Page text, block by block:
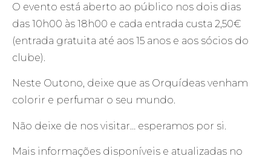
O evento está aberto ao público nos dois dias
das 10h00 às 18h00 e cada entrada custa 2,50€
(entrada gratuita até aos 15 anos e aos sócios do
clube).
Neste Outono, deixe que as Orquídeas venham
colorir e perfumar o seu mundo.
Não deixe de nos visitar… esperamos por si.
Mais informações disponíveis e atualizadas no